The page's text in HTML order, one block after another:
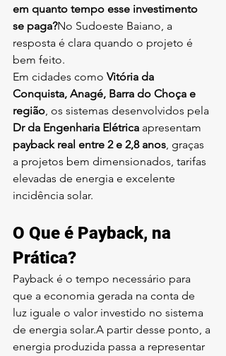
em quanto tempo esse investimento
se paga?No Sudoeste Baiano, a
resposta é clara quando o projeto é
bem feito.
Em cidades como Vitória da
Conquista, Anagé, Barra do Choça e
região, os sistemas desenvolvidos pela
Dr da Engenharia Elétrica apresentam
payback real entre 2 e 2,8 anos, graças
a projetos bem dimensionados, tarifas
elevadas de energia e excelente
incidência solar.
O Que é Payback, na
Prática?
Payback é o tempo necessário para
que a economia gerada na conta de
luz iguale o valor investido no sistema
de energia solar.A partir desse ponto, a
energia produzida passa a representar